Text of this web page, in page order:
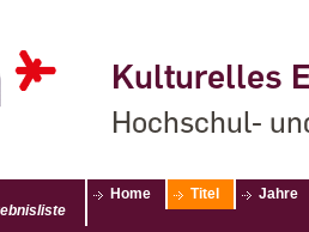
Kulturelles
Hochschul-
Home Titel Jahre